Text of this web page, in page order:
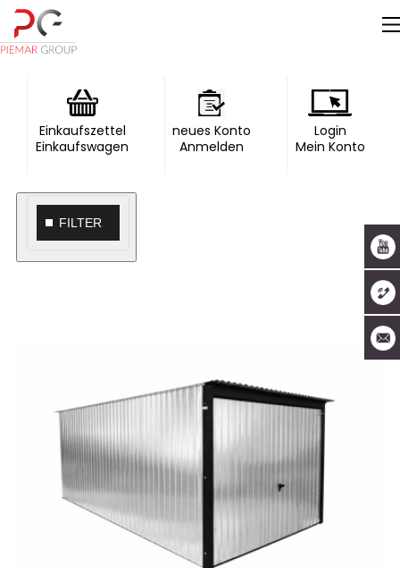
Einkaufszettel
Einkaufswagen
neues Konto
Anmelden
Login
Mein Konto
FILTER